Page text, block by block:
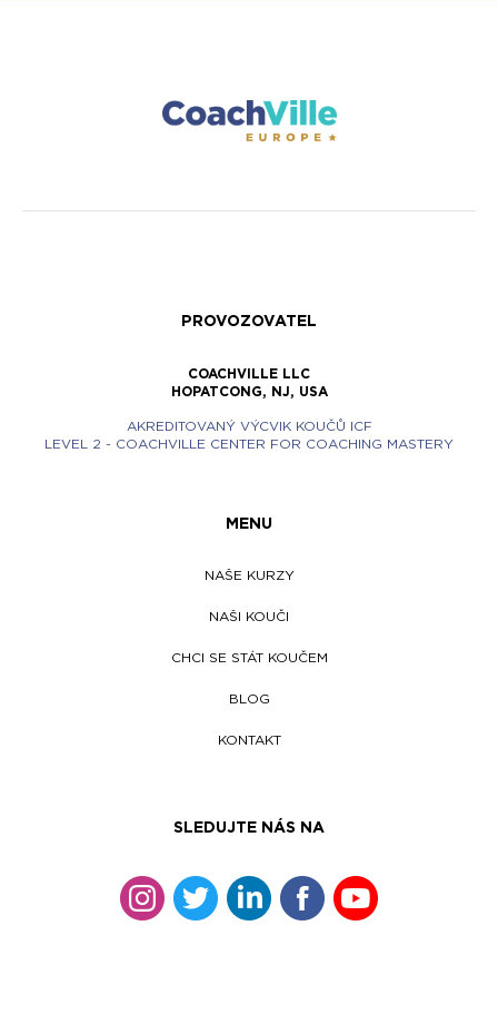
PROVOZOVATEL
COACHVILLE LLC
HOPATCONG, NJ, USA
AKREDITOVANÝ VÝCVIK KOUČŮ ICF
LEVEL 2 - COACHVILLE CENTER FOR COACHING MASTERY
MENU
NAŠE KURZY
NAŠI KOUČI
CHCI SE STÁT KOUČEM
BLOG
KONTAKT
SLEDUJTE NÁS NA